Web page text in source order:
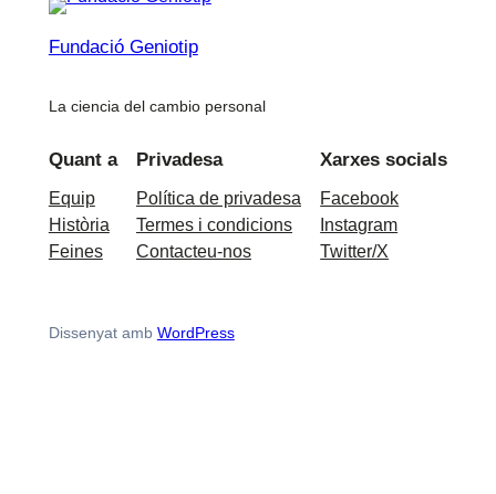
Fundació Geniotip
La ciencia del cambio personal
Quant a
Equip
Història
Feines
Privadesa
Política de privadesa
Termes i condicions
Contacteu-nos
Xarxes socials
Facebook
Instagram
Twitter/X
Dissenyat amb WordPress